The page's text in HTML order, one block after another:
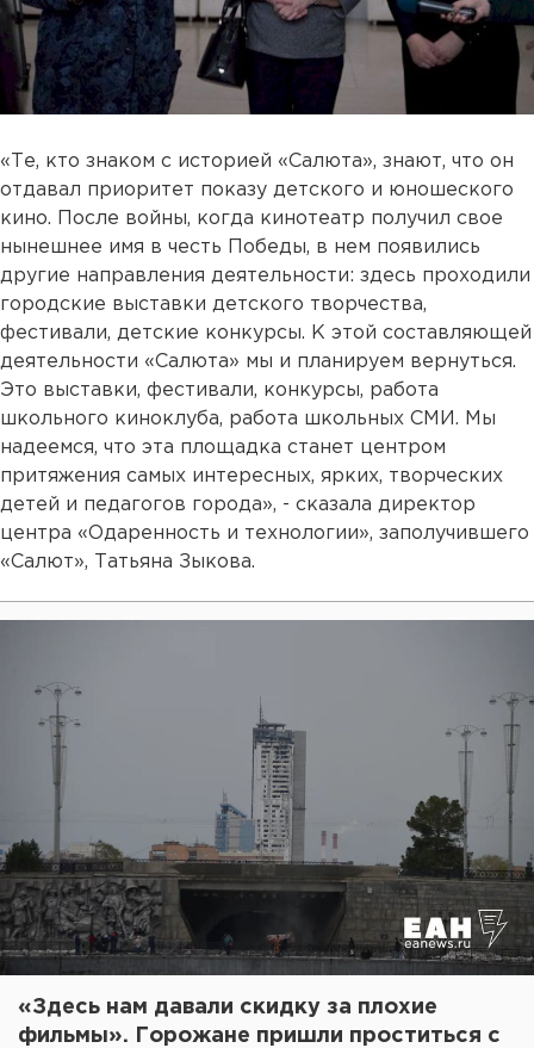
«Те, кто знаком с историей «Салюта», знают, что он
отдавал приоритет показу детского и юношеского
кино. После войны, когда кинотеатр получил свое
нынешнее имя в честь Победы, в нем появились
другие направления деятельности: здесь проходили
городские выставки детского творчества,
фестивали, детские конкурсы. К этой составляющей
деятельности «Салюта» мы и планируем вернуться.
Это выставки, фестивали, конкурсы, работа
школьного киноклуба, работа школьных СМИ. Мы
надеемся, что эта площадка станет центром
притяжения самых интересных, ярких, творческих
детей и педагогов города», - сказала директор
центра «Одаренность и технологии», заполучившего
«Салют», Татьяна Зыкова.
«Здесь нам давали скидку за плохие
фильмы». Горожане пришли проститься с